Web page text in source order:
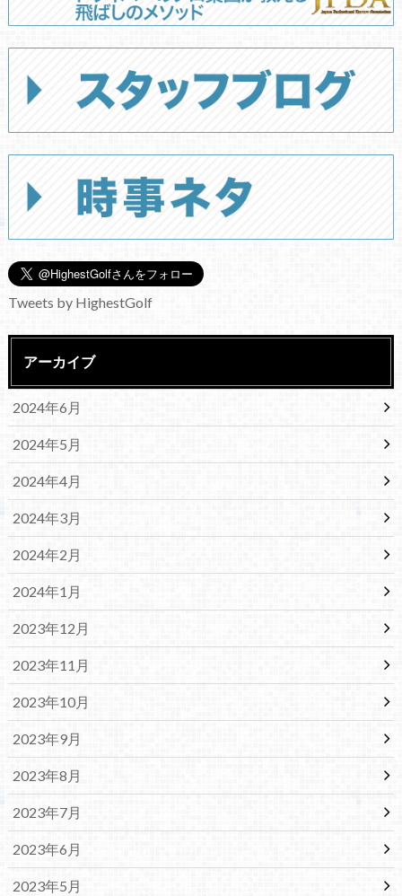
Tweets by HighestGolf
アーカイブ
2024年6月
2024年5月
2024年4月
2024年3月
2024年2月
2024年1月
2023年12月
2023年11月
2023年10月
2023年9月
2023年8月
2023年7月
2023年6月
2023年5月